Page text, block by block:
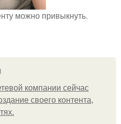
можно привыкнуть.
компании сейчас
своего контента,